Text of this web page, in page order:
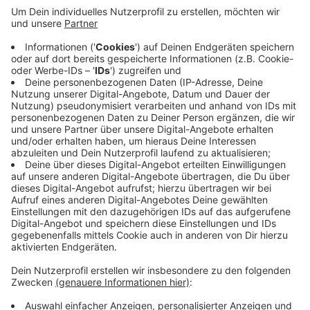
Fraktion seit zwei Jahren aus, Bialas bereits seit
Schulen verbessern: Vom Lehrkräftemangel über
schleppende Digitalisierung bis zur
Schulsozialarbeit. Bialas will sich dafür einsetzen,
dass für Kultur in NRW weiter genug Geld zur
Verfügung steht. Kultur schaffe Demokratie und
Zusammenhalt.
Veröffentlicht:Mittwoch, 04.12.2024 09:25
Anzeige
Anzeige